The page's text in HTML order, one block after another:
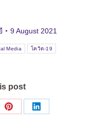
9 August 2021
Media โควิด-19
post
Share
Share